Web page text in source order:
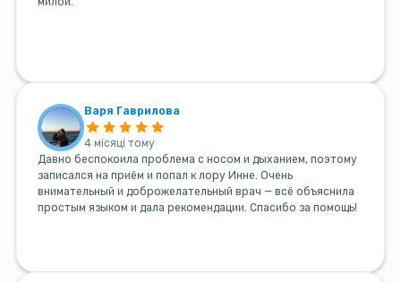
Варя Гаврилова
4 місяці тому
Давно беспокоила проблема с носом и дыханием, поэтому
записался на приём и попал к лору Инне. Очень
внимательный и доброжелательный врач — всё объяснила
простым языком и дала рекомендации. Спасибо за помощь!